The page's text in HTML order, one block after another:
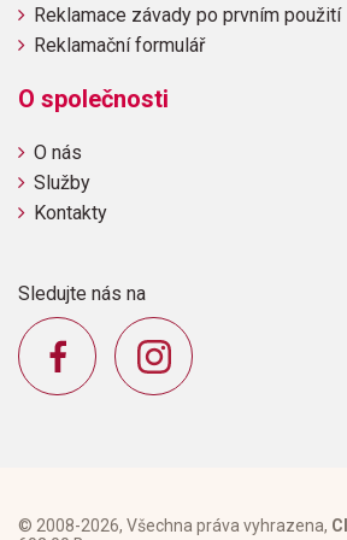
Reklamace závady po prvním použití
Reklamační formulář
O společnosti
O nás
Služby
Kontakty
Sledujte nás na
© 2008-2026, Všechna práva vyhrazena,